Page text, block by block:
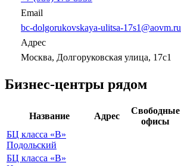
Email
bc-dolgorukovskaya-ulitsa-17s1@aovm.ru
Адрес
Москва, Долгоруковская улица, 17с1
Бизнес-центры рядом
Название Адрес
Свободные
офисы
БЦ класса «B»
Подольский
БЦ класса «B»